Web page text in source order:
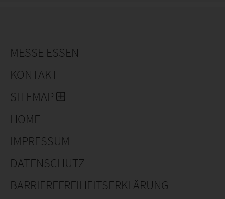
MESSE ESSEN
KONTAKT
SITEMAP
HOME
IMPRESSUM
DATENSCHUTZ
BARRIEREFREIHEITSERKLÄRUNG